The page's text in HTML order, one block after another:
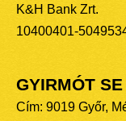
K&H Bank Zrt.
10400401-
GYIRMÓT SE
Cím: 9019 Győr,